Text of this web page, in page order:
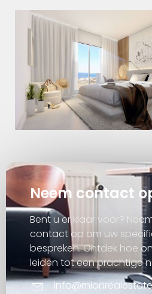
Neem contact
Bent u er klaar voor?
contact op om uw
bespreken. Ontdek hoe
leiden tot een prachtige